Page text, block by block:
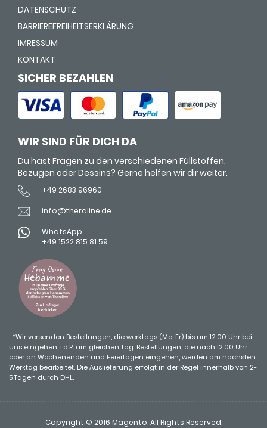
DATENSCHUTZ
BARRIEREFREIHEITSERKLÄRUNG
IMRESSUM
KONTAKT
SICHER BEZAHLEN
WIR SIND FÜR DICH DA
Du hast Fragen zu den verschiedenen Füllstoffen,
Bezügen oder Dessins? Gerne helfen wir dir weiter.
+49 2683 96960
info@theraline.de
WhatsApp
+49 1522 815 81 59
*Wir versenden Bestellungen, die werktags (Mo-Fr) bis um 12:00 Uhr bei
uns eingehen, i.d.R. am gleichen Tag. Bestellungen, die nach 12:00 Uhr
oder an Wochenenden und Feiertagen eingehen, werden am nächsten
Werktag bearbeitet. Die Auslieferung erfolgt in der Regel innerhalb von 2-
5 Tagen durch DHL.
Copyright © 2016 Magento. All Rights Reserved.